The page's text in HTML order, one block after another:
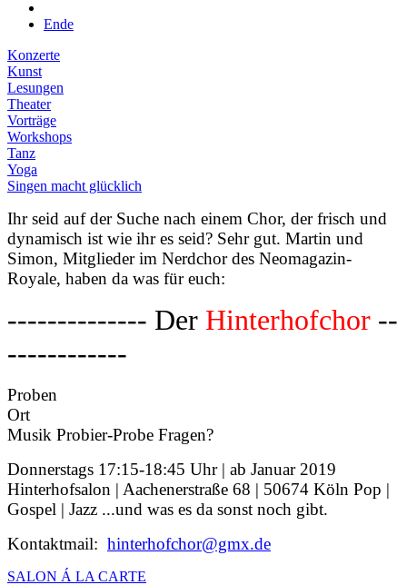
Ende
Konzerte
Kunst
Lesungen
Theater
Vorträge
Workshops
Tanz
Yoga
Singen macht glücklich
Ihr seid auf der Suche nach einem Chor, der frisch und
dynamisch ist wie ihr es seid? Sehr gut. Martin und
Simon, Mitglieder im Nerdchor des Neomagazin-
Royale, haben da was für euch:
-------------- Der Hinterhofchor --
------------
Proben
Ort
Musik Probier-Probe Fragen?
Donnerstags 17:15-18:45 Uhr | ab Januar 2019
Hinterhofsalon | Aachenerstraße 68 | 50674 Köln Pop |
Gospel | Jazz ...und was es da sonst noch gibt.
Kontaktmail: hinterhofchor@gmx.de
SALON Á LA CARTE